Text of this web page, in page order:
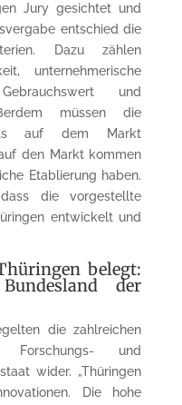
Jury gesichtet und
entschied die
Dazu zählen
unternehmerische
und
müssen die
auf dem Markt
den Markt kommen
Etablierung haben.
die vorgestellte
entwickelt und
belegt:
der
die zahlreichen
Forschungs- und
wider. „Thüringen
Die hohe